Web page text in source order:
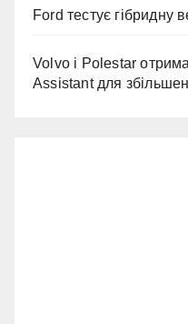
Ford тестує гібридну
Volvo і Polestar
Assistant для